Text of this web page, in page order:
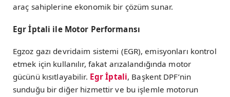
araç sahiplerine ekonomik bir çözüm sunar.
Egr İptali ile Motor Performansı
Egzoz gazı devridaim sistemi (EGR), emisyonları kontrol
etmek için kullanılır, fakat arızalandığında motor
gücünü kısıtlayabilir. Egr İptali, Başkent DPF’nin
sunduğu bir diğer hizmettir ve bu işlemle motorun